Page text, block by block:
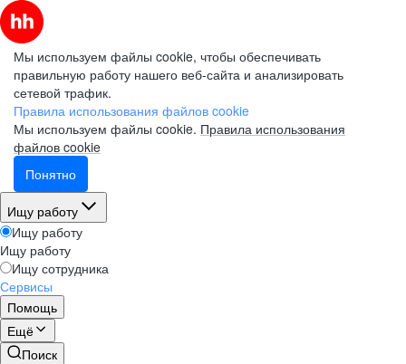
Мы используем файлы cookie, чтобы обеспечивать
правильную работу нашего веб-сайта и анализировать
сетевой трафик.
Правила использования файлов cookie
Мы используем файлы cookie. Правила использования
файлов cookie
Понятно
Ищу работу
Ищу работу
Ищу работу
Ищу сотрудника
Сервисы
Помощь
Ещё
Поиск